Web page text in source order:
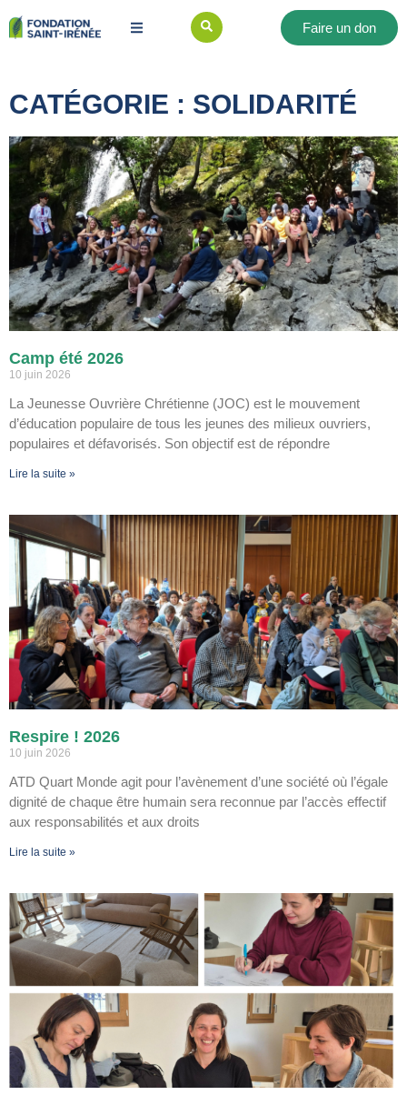
Faire un don
CATÉGORIE : SOLIDARITÉ
Camp été 2026
10 juin 2026
La Jeunesse Ouvrière Chrétienne (JOC) est le mouvement
d’éducation populaire de tous les jeunes des milieux ouvriers,
populaires et défavorisés. Son objectif est de répondre
Lire la suite »
Respire ! 2026
10 juin 2026
ATD Quart Monde agit pour l’avènement d’une société où l’égale
dignité de chaque être humain sera reconnue par l’accès effectif
aux responsabilités et aux droits
Lire la suite »